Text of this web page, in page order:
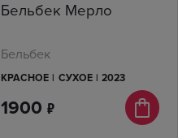
Бельбек Мерло
Бельбек
КРАСНОЕ | СУХОЕ | 2023
1900 п